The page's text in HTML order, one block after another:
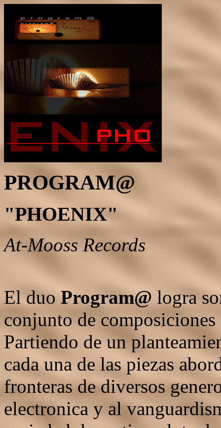
PROGRAM@
"PHOENIX"
At-Mooss Records
El duoProgram@ logra
conjunto de
Partiendo de un
cada una de las piezas
fronteras de diversos
electronica y al